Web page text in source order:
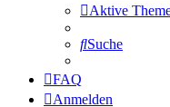
Aktive
Suche
FAQ
Anmelden